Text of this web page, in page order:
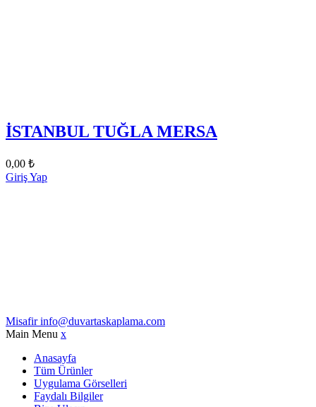
İSTANBUL TUĞLA MERSA
0,00 ₺
Giriş Yap
Misafirinfo@duvartaskaplama.com
Main Menu x
Anasayfa
Tüm Ürünler
Uygulama Görselleri
Faydalı Bilgiler